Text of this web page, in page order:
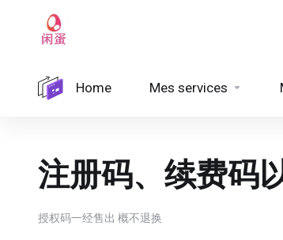
Home Mes services
注册码、续费码
授权码一经售出 概不退换